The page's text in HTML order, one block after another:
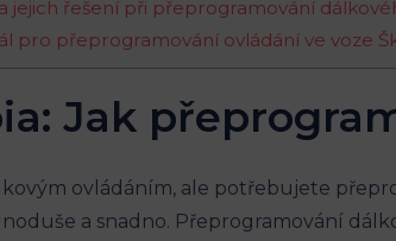
jejich řešení při přeprogramování
pro přeprogramování ovládání ve voze
Jak
ovládáním, ale potřebujete
a snadno. Přeprogramování